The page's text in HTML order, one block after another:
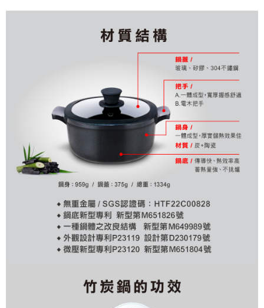
購買商品的店家。未經商家同意取消之訂單仍視為有效，需透過AFTEE先享
※ 交易是否成功請以「AFTEE先享後付 」之結帳頁面顯示為準，若有關於
是否繳費成功／繳費後需取消欲退款等相關疑問，請聯繫「AFTEE先享後付
https://netprotections.freshdesk.com/support/home
１．透過由恩沛科技股份有限公司提供之「AFTEE先享後付」服務完成之交
易，需依本服務之必要範圍內提供個人資料，並將交易相關給付款項請求債
權轉讓予恩沛科技股份有限公司。
２．關於個人資料處理事宜，請瀏覽以下網址：
https://aftee.tw/terms/#terms3
３．未成年的使用者請事先徵得法定代理人或監護人之同意方可使用
「AFTEE先享後付」，若未經同意申辦者引起之損失，本公司不負相關責
任。
４．使用「AFTEE先享後付」時，將依據個別帳號之用戶狀況，依本公司即
時審查核予不同之上限額度；若仍有額度不足之情形，本公司將視審查結果
５．嚴禁一人註冊多個帳號或使用他人資訊註冊。若發現惡意使用之情形，
恩沛科技股份有限公司將有權停止該用戶之使用額度並採取法律行動。